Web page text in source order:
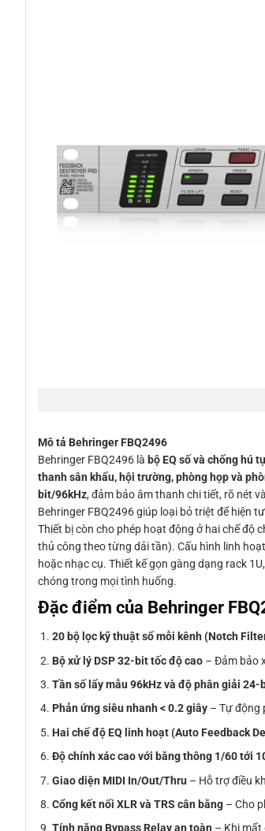
Mô tả Behringer FBQ2496
Behringer FBQ2496 là bộ EQ số và chống hú
thanh sân khấu, hội trường, phòng họp và
bit/96kHz, đảm bảo âm thanh chi tiết, rõ nét
Behringer FBQ2496 giúp loại bỏ triệt để hiện
Thiết bị còn cho phép hoạt động ở hai chế độ
thủ công theo từng dải tần). Cấu hình linh
hoặc nhạc cụ. Thiết kế gọn gàng dạng rack 1U,
chóng trong mọi tình huống.
Đặc điểm của Behringer
20 bộ lọc kỹ thuật số mỗi kênh (Notch
Bộ xử lý DSP 32-bit tốc độ cao – Đảm bảo
Tần số lấy mẫu 96kHz và độ phân giải 24-
Phản ứng siêu nhanh < 0.2 giây – Tự động
Hai chế độ EQ linh hoạt (Auto Feedback
Độ chính xác cao với băng thông 1/60 tới
Giao diện MIDI In/Out/Thru – Hỗ trợ điều
Cổng kết nối XLR và TRS cân bằng – Cho
Tính năng Bypass Relay an toàn – Khi mất